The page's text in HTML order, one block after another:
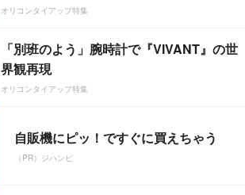
オリコンタイアップ特集
「別班のよう」腕時計で『VIVANT』の世
界観再現
オリコンタイアップ特集
自販機にピッ！ですぐに買えちゃう
（PR）ジハンピ